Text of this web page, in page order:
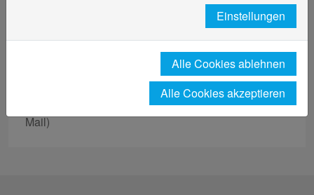
Kristina.Rosenthal(at)hs-niederrhein.de
Sprechzeiten nach Vereinbarung (Anmeldung per E-
Mail)
Einstellungen
Alle Cookies ablehnen
Alle Cookies akzeptieren